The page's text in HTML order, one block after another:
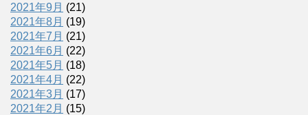
2021年9月 (21)
2021年8月 (19)
2021年7月 (21)
2021年6月 (22)
2021年5月 (18)
2021年4月 (22)
2021年3月 (17)
2021年2月 (15)